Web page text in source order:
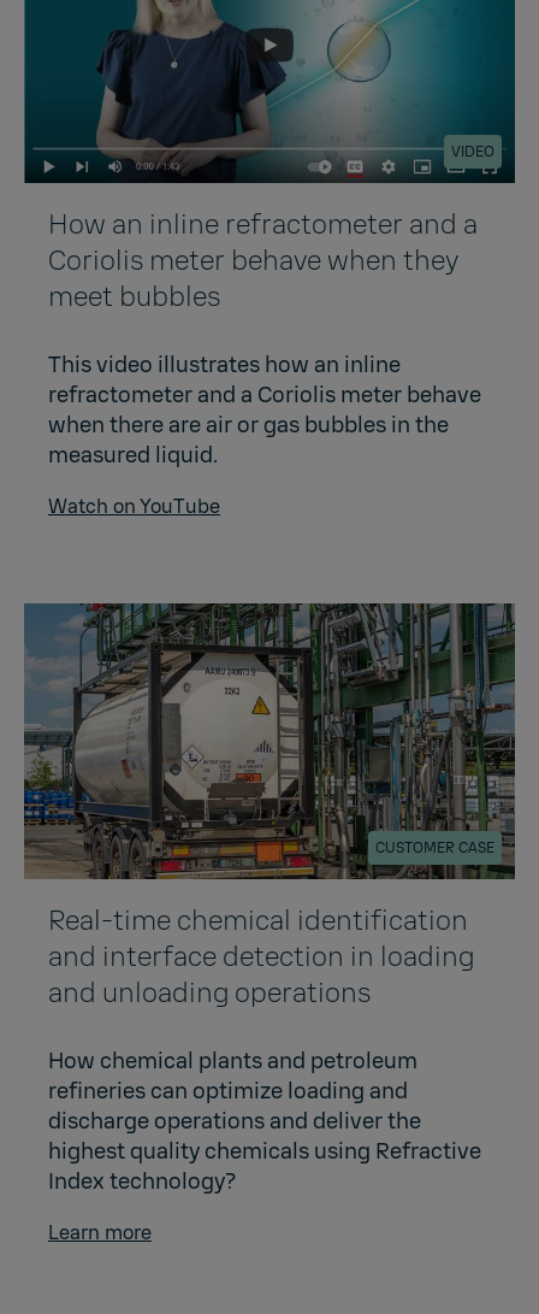
VIDEO
How an inline refractometer and a
Coriolis meter behave when they
meet bubbles
This video illustrates how an inline
refractometer and a Coriolis meter behave
when there are air or gas bubbles in the
measured liquid.
Watch on YouTube
CUSTOMER CASE
Real-time chemical identification
and interface detection in loading
and unloading operations
How chemical plants and petroleum
refineries can optimize loading and
discharge operations and deliver the
highest quality chemicals using Refractive
Index technology?
Learn more